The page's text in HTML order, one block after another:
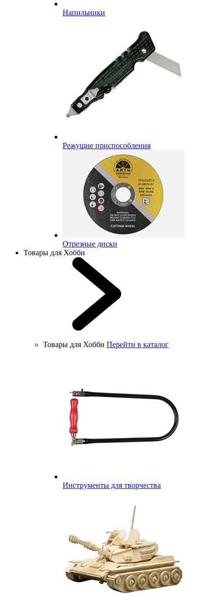
Напильники
Режущие приспособления
Отрезные диски
Товары для Хобби
Товары для Хобби Перейти в каталог
Инструменты для творчества